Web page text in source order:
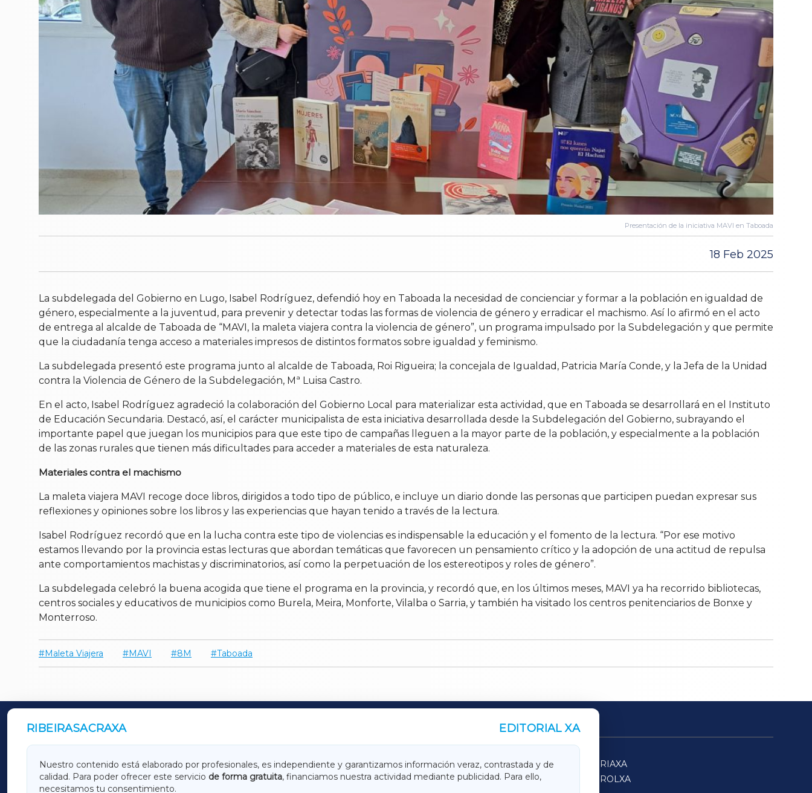
Presentación de la iniciativa MAVI en Taboada
18 Feb 2025
La subdelegada del Gobierno en Lugo, Isabel Rodríguez, defendió hoy en Taboada la necesidad de concienciar y formar a la población en igualdad de
género, especialmente a la juventud, para prevenir y detectar todas las formas de violencia de género y erradicar el machismo. Así lo afirmó en el acto
de entrega al alcalde de Taboada de “MAVI, la maleta viajera contra la violencia de género”, un programa impulsado por la Subdelegación y que permite
que la ciudadanía tenga acceso a materiales impresos de distintos formatos sobre igualdad y feminismo.
La subdelegada presentó este programa junto al alcalde de Taboada, Roi Rigueira; la concejala de Igualdad, Patricia María Conde, y la Jefa de la Unidad
contra la Violencia de Género de la Subdelegación, Mª Luisa Castro.
En el acto, Isabel Rodríguez agradeció la colaboración del Gobierno Local para materializar esta actividad, que en Taboada se desarrollará en el Instituto
de Educación Secundaria. Destacó, así, el carácter municipalista de esta iniciativa desarrollada desde la Subdelegación del Gobierno, subrayando el
importante papel que juegan los municipios para que este tipo de campañas lleguen a la mayor parte de la población, y especialmente a la población
de las zonas rurales que tienen más dificultades para acceder a materiales de esta naturaleza.
Materiales contra el machismo
La maleta viajera MAVI recoge doce libros, dirigidos a todo tipo de público, e incluye un diario donde las personas que participen puedan expresar sus
reflexiones y opiniones sobre los libros y las experiencias que hayan tenido a través de la lectura.
Isabel Rodríguez recordó que en la lucha contra este tipo de violencias es indispensable la educación y el fomento de la lectura. “Por ese motivo
estamos llevando por la provincia estas lecturas que abordan temáticas que favorecen un pensamiento crítico y la adopción de una actitud de repulsa
ante comportamientos machistas y discriminatorios, así como la perpetuación de los estereotipos y roles de género”.
La subdelegada celebró la buena acogida que tiene el programa en la provincia, y recordó que, en los últimos meses, MAVI ya ha recorrido bibliotecas,
centros sociales y educativos de municipios como Burela, Meira, Monforte, Vilalba o Sarria, y también ha visitado los centros penitenciarios de Bonxe y
Monterroso.
Maleta Viajera MAVI 8M Taboada
RIBEIRASACRAXA EDITORIAL XA
Nuestro contenido está elaborado por profesionales, es independiente y garantizamos información veraz, contrastada y de
calidad. Para poder ofrecer este servicio de forma gratuita, financiamos nuestra actividad mediante publicidad. Para ello,
necesitamos tu consentimiento.
OUTROS PERIÓDICOS
GALICIAXA LUGOXA TERRACHAXA
SARRIAXA
AMARIÑAXA
RIBEIRASACRAXA ACORUÑAXA
FERROLXA